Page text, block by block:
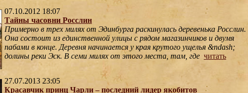
07.10.2012 18:07
Тайны часовни Росслин
Примерно в трех милях от Эдинбурга раскинулась деревенька Росслин.
Она состоит из единственной улицы с рядом магазинчиков и двумя
пабами в конце. Деревня начинается у края крутого ущелья &ndash;
долины реки Эск. В семи милях от этого места, там, где читать
27.07.2013 23:05
Красавчик принц Чарли – последний лидер якобитов